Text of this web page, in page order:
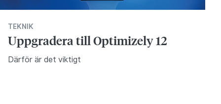
TEKNIK
Uppgradera till Optimizely 12
Därför är det viktigt